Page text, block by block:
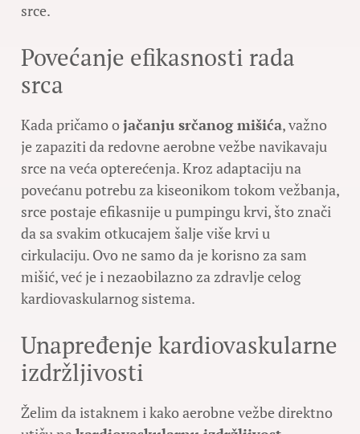
srce.
Povećanje efikasnosti rada
srca
Kada pričamo ojačanju srčanog mišića, važno
je zapaziti da redovne aerobne vežbe navikavaju
srce na veća opterećenja. Kroz adaptaciju na
povećanu potrebu za kiseonikom tokom vežbanja,
srce postaje efikasnije u pumpingu krvi, što znači
da sa svakim otkucajem šalje više krvi u
cirkulaciju. Ovo ne samo da je korisno za sam
mišić, već je i nezaobilazno za zdravlje celog
kardiovaskularnog sistema.
Unapređenje kardiovaskularne
izdržljivosti
Želim da istaknem i kako aerobne vežbe direktno